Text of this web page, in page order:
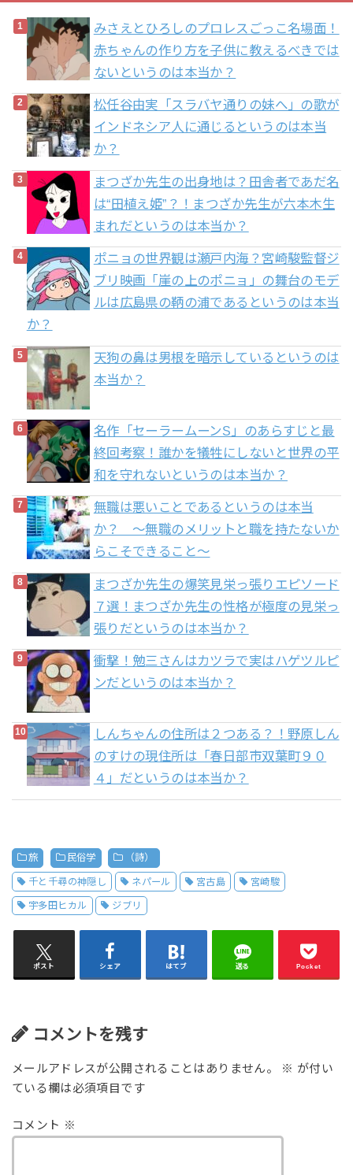
みさえとひろしのプロレスごっこ名場面！
赤ちゃんの作り方を子供に教えるべきでは
ないというのは本当か？
松任谷由実「スラバヤ通りの妹へ」の歌が
インドネシア人に通じるというのは本当
か？
まつざか先生の出身地は？田舎者であだ名
は“田植え姫”？！まつざか先生が六本木生
まれだというのは本当か？
ポニョの世界観は瀬戸内海？宮崎駿監督ジ
ブリ映画「崖の上のポニョ」の舞台のモデ
ルは広島県の鞆の浦であるというのは本当
か？
天狗の鼻は男根を暗示しているというのは
本当か？
名作「セーラームーンS」のあらすじと最
終回考察！誰かを犠牲にしないと世界の平
和を守れないというのは本当か？
無職は悪いことであるというのは本当
か？ 〜無職のメリットと職を持たないか
らこそできること〜
まつざか先生の爆笑見栄っ張りエピソード
７選！まつざか先生の性格が極度の見栄っ
張りだというのは本当か？
衝撃！勉三さんはカツラで実はハゲツルピ
ンだというのは本当か？
しんちゃんの住所は２つある？！野原しん
のすけの現住所は「春日部市双葉町９０
４」だというのは本当か？
旅 民俗学 （詩）
千と千尋の神隠し ネパール 宮古島 宮崎駿
宇多田ヒカル ジブリ
ポスト シェア はてブ 送る Pocket
コメントを残す
メールアドレスが公開されることはありません。 ※ が付い
ている欄は必須項目です
コメント ※